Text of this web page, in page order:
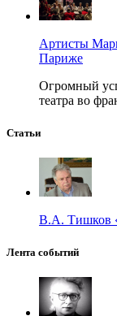
Артисты
Париже
Огромный
театра во
Статьи
В.А. Тишков
Лента событий